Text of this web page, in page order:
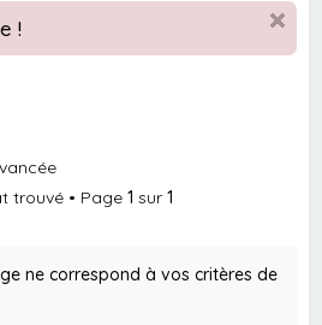
c
h
!
trouvé • Page 1 sur 1
ne correspond à vos critères de